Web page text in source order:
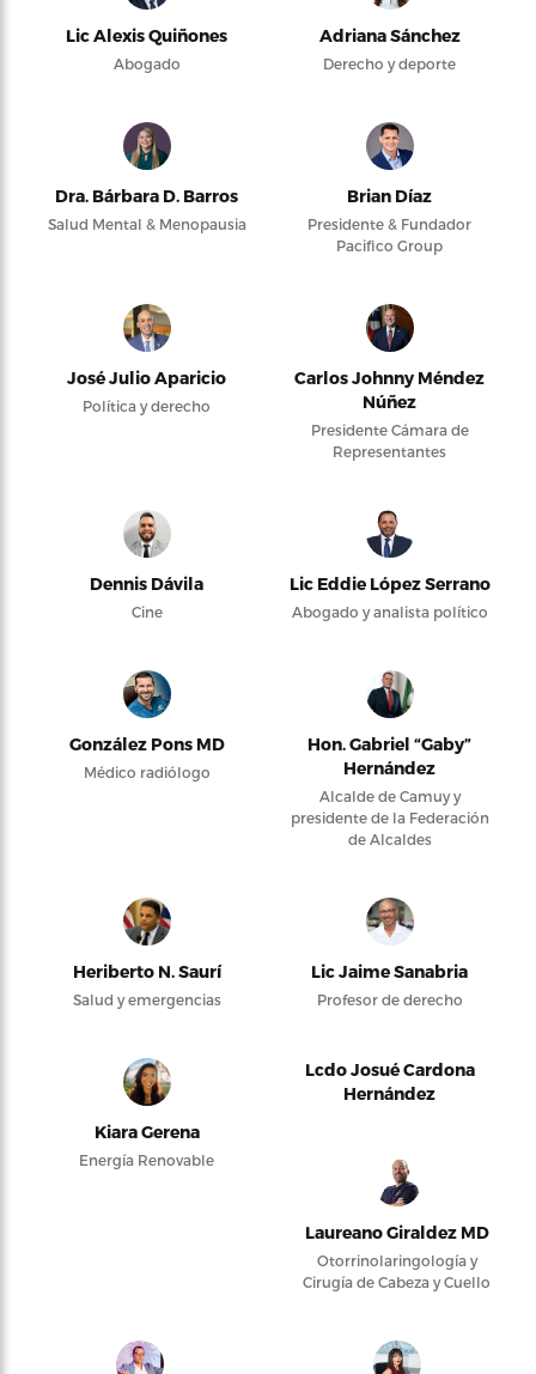
Lic Alexis Quiñones
Abogado
Adriana Sánchez
Derecho y deporte
Dra. Bárbara D. Barros
Salud Mental & Menopausia
Brian Díaz
Presidente & Fundador
Pacifico Group
José Julio Aparicio
Política y derecho
Carlos Johnny Méndez
Núñez
Presidente Cámara de
Representantes
Dennis Dávila
Cine
Lic Eddie López Serrano
Abogado y analista político
González Pons MD
Médico radiólogo
Hon. Gabriel “Gaby”
Hernández
Alcalde de Camuy y
presidente de la Federación
de Alcaldes
Heriberto N. Saurí
Salud y emergencias
Lic Jaime Sanabria
Profesor de derecho
Kiara Gerena
Energía Renovable
Lcdo Josué Cardona
Hernández
Laureano Giraldez MD
Otorrinolaringología y
Cirugía de Cabeza y Cuello